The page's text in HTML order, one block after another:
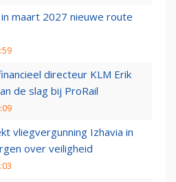
maart 2027 nieuwe route
directeur KLM Erik
de slag bij ProRail
vliegvergunning Izhavia in
over veiligheid